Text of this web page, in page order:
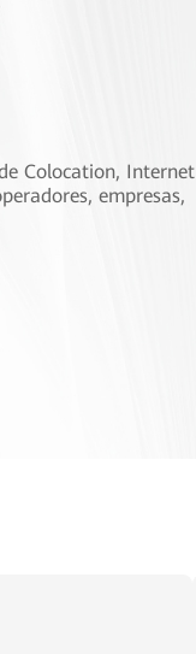
Colocation, Internet
empresas,